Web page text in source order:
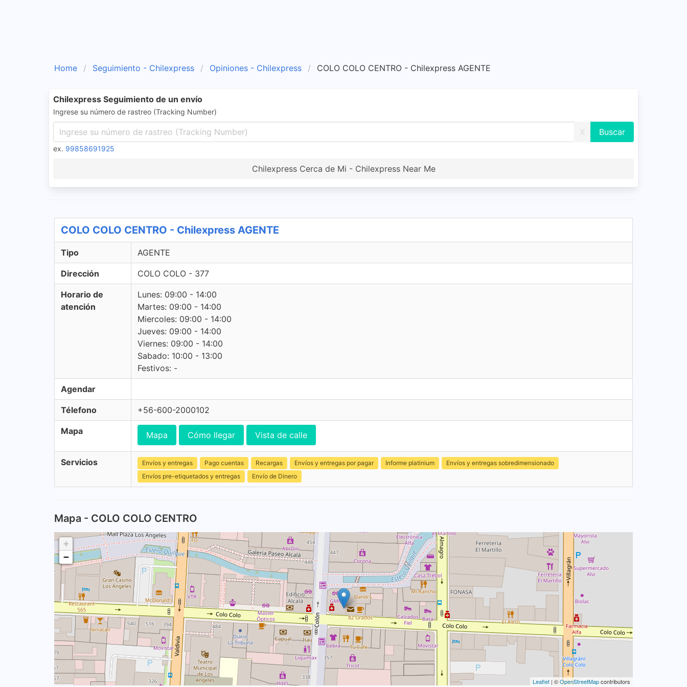
Home Seguimiento - Chilexpress Opiniones - Chilexpress COLO COLO CENTRO - Chilexpress AGENTE
Chilexpress Seguimiento de un envío
Ingrese su número de rastreo (Tracking Number)
X
ex. 99858691925
Chilexpress Cerca de Mi - Chilexpress Near Me
COLO COLO CENTRO - Chilexpress AGENTE
Tipo AGENTE
Dirección COLO COLO - 377
Horario de
atención
Lunes: 09:00 - 14:00
Martes: 09:00 - 14:00
Miercoles: 09:00 - 14:00
Jueves: 09:00 - 14:00
Viernes: 09:00 - 14:00
Sabado: 10:00 - 13:00
Festivos: -
Agendar
Télefono +56-600-2000102
Mapa Mapa Cómo llegar Vista de calle
Servicios Envíos y entregas Pago cuentas Recargas Envíos y entregas por pagar Informe platinium
Envíos y entregas sobredimensionado
Envíos pre-etiquetados y entregas
Envío de Dinero
Mapa - COLO COLO CENTRO
+
−
Leaflet | ©OpenStreetMapcontributors